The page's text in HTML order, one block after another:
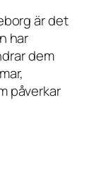
är det
har
dem
påverkar